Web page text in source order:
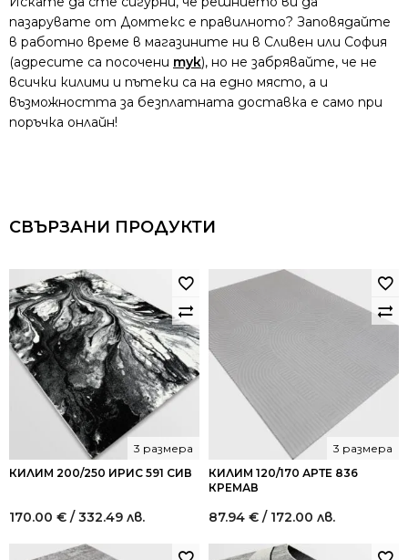
пазарувате от Домтекс е правилното? Заповядайте
в работно време в магазините ни в Сливен или София
(адресите са посочени тук), но не забрявайте, че не
всички килими и пътеки са на едно място, а и
възможността за безплатната доставка е само при
поръчка онлайн!
СВЪРЗАНИ ПРОДУКТИ
КИЛИМ 200/250 ИРИС 591 СИВ
3 размера
170.00 € / 332.49 лв.
КИЛИМ 120/170 АРТЕ 836
КРЕМАВ
3 размера
87.94 € / 172.00 лв.